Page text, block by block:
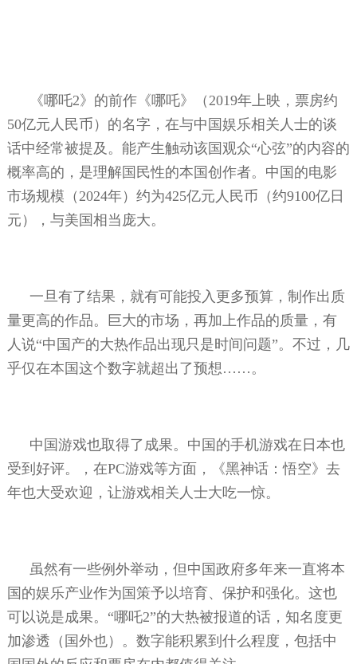
《哪吒2》的前作《哪吒》（ 2019年上映，票房约
50亿元人民币）的名字，在与中国娱乐相关人士的谈
话中经常被提及。能产生触动该国观众“心弦”的内容的
概率高的，是理解国民性的本国创作者。中国的电影
市场规模（ 2024年）约为425亿元人民币（约9100亿日
元），与美国相当庞大。
一旦有了结果，就有可能投入更多预算，制作出质
量更高的作品。巨大的市场，再加上作品的质量，有
人说“中国产的大热作品出现只是时间问题”。不过，几
乎仅在本国这个数字就超出了预想……。
中国游戏也取得了成果。中国的手机游戏在日本也
受到好评。，在PC游戏等方面，《黑神话：悟空》去
年也大受欢迎，让游戏相关人士大吃一惊。
虽然有一些例外举动，但中国政府多年来一直将本
国的娱乐产业作为国策予以培育、保护和强化。这也
可以说是成果。“哪吒2”的大热被报道的话，知名度更
加渗透（国外也）。数字能积累到什么程度，包括中